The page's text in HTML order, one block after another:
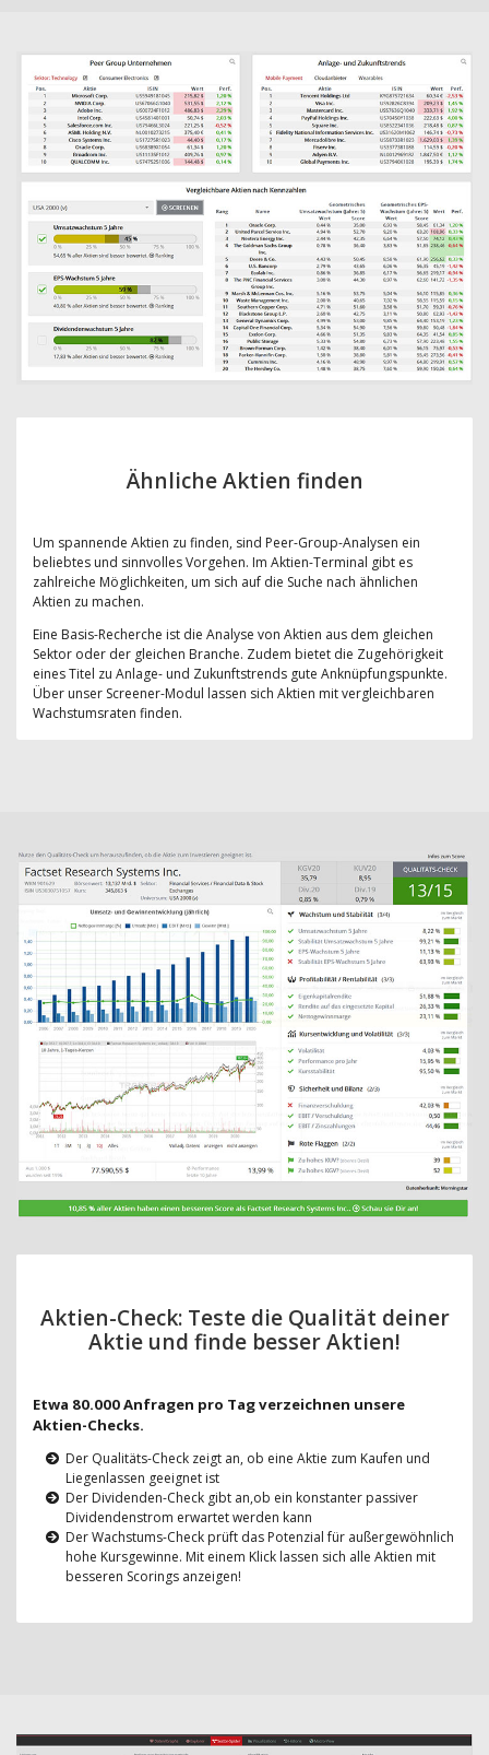
Ähnliche Aktien finden
Um spannende Aktien zu finden, sind Peer-Group-Analysen ein
beliebtes und sinnvolles Vorgehen. Im Aktien-Terminal gibt es
zahlreiche Möglichkeiten, um sich auf die Suche nach ähnlichen
Aktien zu machen.
Eine Basis-Recherche ist die Analyse von Aktien aus dem gleichen
Sektor oder der gleichen Branche. Zudem bietet die Zugehörigkeit
eines Titel zu Anlage- und Zukunftstrends gute Anknüpfungspunkte.
Über unser Screener-Modul lassen sich Aktien mit vergleichbaren
Wachstumsraten finden.
Aktien-Check: Teste die Qualität deiner
Aktie und finde besser Aktien!
Etwa 80.000 Anfragen pro Tag verzeichnen unsere
Aktien-Checks.
Der Qualitäts-Check zeigt an, ob eine Aktie zum Kaufen und
Liegenlassen geeignet ist
Der Dividenden-Check gibt an,ob ein konstanter passiver
Dividendenstrom erwartet werden kann
Der Wachstums-Check prüft das Potenzial für außergewöhnlich
hohe Kursgewinne. Mit einem Klick lassen sich alle Aktien mit
besseren Scorings anzeigen!